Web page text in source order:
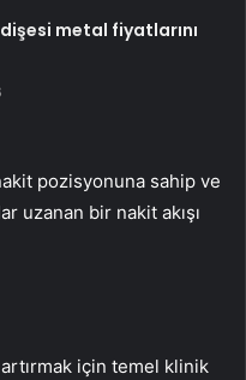
metal fiyatlarını
pozisyonuna sahip ve
uzanan bir nakit akışı
artırmak için temel klinik